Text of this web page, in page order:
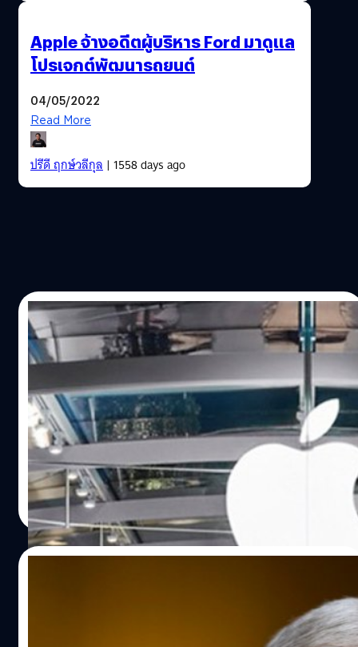
Apple จ้างอดีตผู้บริหาร Ford มาดูแล
โปรเจกต์พัฒนารถยนต์
04/05/2022
Read More
ปรีดี ฤกษ์วลีกุล| 1558 days ago
01/03/2019
Apple ยืนยัน : ปลดพนักงาน 190 คน จาก
แผนกพัฒนารถยนต์ขับเคลื่อนอัตโนมัติ
หลังจากที่ CNBC ได้รายงานเกี่ยวกับการปลดพนักงานของ
Apple เมื่อเดือนมกราคม 2019 ที่ผ่านมา ล่าสุด San
Francisco Chronicle รายงานว่า Apple ได้ยืนยันเกี่ยวกับแผน
ปลดพนักงาน 190 คน ออกจากแผนกพัฒนารถยนต์ขับเคลื่อน
อัตโนมัติ หรือที่ที่เรียกว่า Project Titan ใน ซานตาคลารา
และ ซันนีเวล รัฐแคลิฟอร์เนีย ประเทศสหรัฐอเมริกา การปลด
พนักงานจะเริ่มในวันที่ 16 เมษายน 2019 โดยพนักงาน 190 ที่
จะถูกปลดนั้น มีผู้จัดการโปรแรมวิศวกรรม จำนวน 38 คน, วิ
ศกรฮาร์แวร์ จำนวน 33 คน, วิศวกรออกแบบการผลิต จำนวน
ว่า Apple อาจสร้างทีมพัฒนาขึ้นมาใหม่ ภายหลังจากที่ ดัก ฟี
ปรีดี ฤกษ์วลีกุล| 2718 days ago
Read More
ไปไม่รอด! Apple ปลดพนักงาน 200 คน จาก
โปรเจ็คต์ Titan ที่พัฒนารถยนต์ขับเคลื่อน